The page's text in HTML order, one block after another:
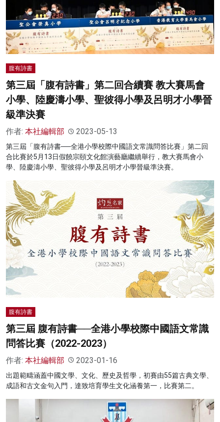
腹有詩書
第三屆「腹有詩書」第二回合續賽 教大賽馬會
小學、陸慶濤小學、聖彼得小學及呂明才小學晉
級準決賽
作者: 本社編輯部 2023-05-13
第三屆「腹有詩書──全港小學校際中國語文常識問答比賽」第二回
合比賽於5月13日假饒宗頤文化館演藝廳繼續舉行，教大賽馬會小
學、陸慶濤小學、聖彼得小學及呂明才小學晉級準決賽。
腹有詩書
第三屆 腹有詩書──全港小學校際中國語文常識
問答比賽（2022-2023）
作者: 本社編輯部 2023-01-16
出題範疇涵蓋中國文學、文化、歷史及哲學，初賽由55篇古典文學、
成語和古文金句入門，達致培育學生文化涵養第一，比賽第二。